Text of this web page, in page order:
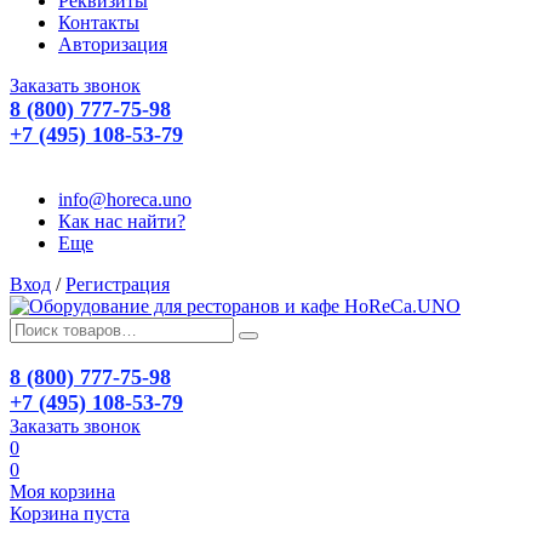
Контакты
Авторизация
Заказать звонок
8 (800) 777-75-98
+7 (495) 108-53-79
info@horeca.uno
Как нас найти?
Еще
Вход / Регистрация
8 (800) 777-75-98
+7 (495) 108-53-79
Заказать звонок
0
0
Моя корзина
Корзина пуста